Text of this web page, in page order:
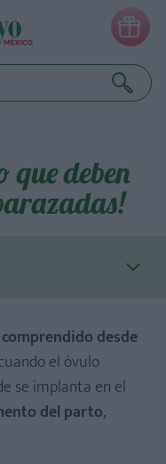

que deben
de embarazo
de embarazo
desde
el óvulo
se implanta en el
del parto,